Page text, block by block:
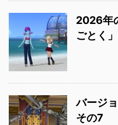
2026年
ごとく
バージ
その7